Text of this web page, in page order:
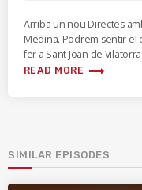
Arriba un nou Directes
Medina. Podrem sentir el
fer a Sant Joan de
READ MORE trending_flat
SIMILAR EPISODES